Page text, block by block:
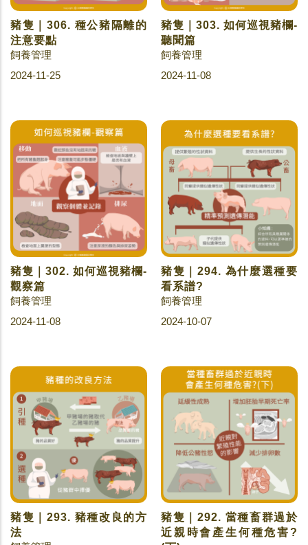
豬隻｜306. 種公豬隔離的
注意要點
飼養管理
2024-11-25
豬隻｜303. 如何巡視豬欄-
聽聞篇
飼養管理
2024-11-08
豬隻｜302. 如何巡視豬欄-
觀察篇
飼養管理
2024-11-08
豬隻｜294. 為什麼選種要
看系譜?
飼養管理
2024-10-07
豬隻｜293. 豬種改良的方
法
豬隻｜292. 當種畜群過於
近親時會產生何種危害?